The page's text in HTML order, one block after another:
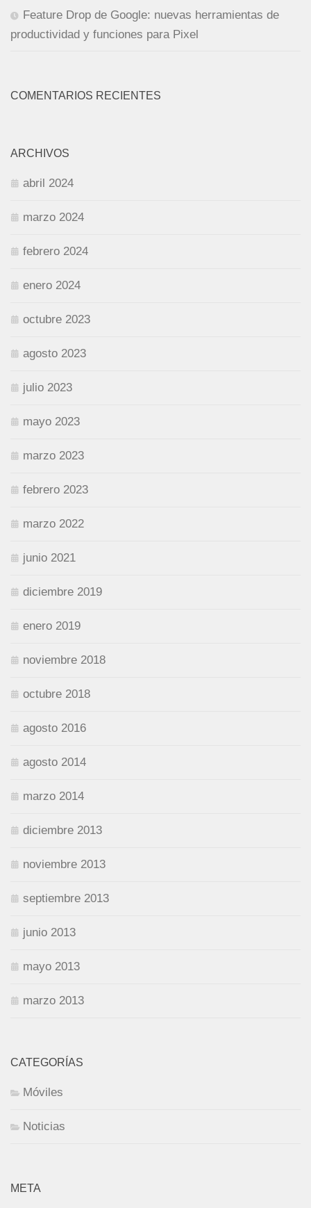
Feature Drop de Google: nuevas herramientas de
productividad y funciones para Pixel
COMENTARIOS RECIENTES
ARCHIVOS
abril 2024
marzo 2024
febrero 2024
enero 2024
octubre 2023
agosto 2023
julio 2023
mayo 2023
marzo 2023
febrero 2023
marzo 2022
junio 2021
diciembre 2019
enero 2019
noviembre 2018
octubre 2018
agosto 2016
agosto 2014
marzo 2014
diciembre 2013
noviembre 2013
septiembre 2013
junio 2013
mayo 2013
marzo 2013
CATEGORÍAS
Móviles
Noticias
META